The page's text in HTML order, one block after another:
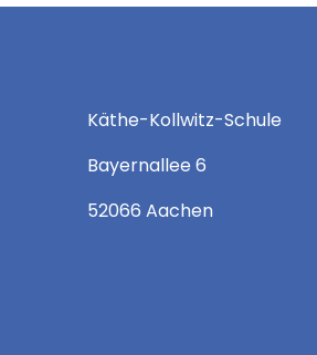
Käthe-Kollwitz-Schule
Bayernallee 6
52066 Aachen